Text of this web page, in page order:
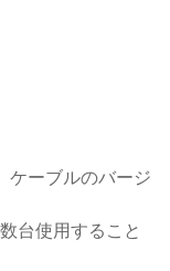
ケーブルのバージ
台使用すること